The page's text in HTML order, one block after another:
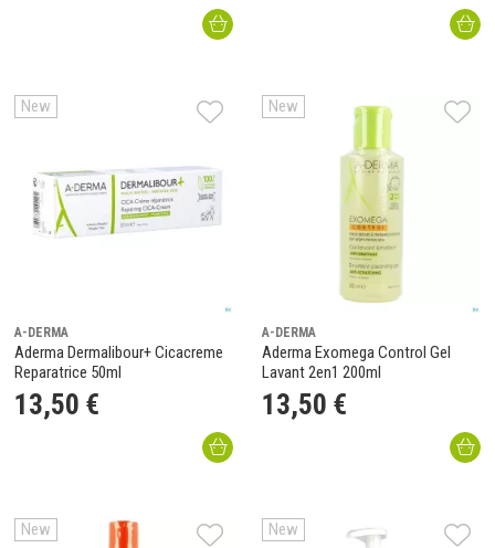
New
A-DERMA
Aderma Dermalibour+ Cicacreme
Reparatrice 50ml
13,50 €
New
A-DERMA
Aderma Exomega Control Gel
Lavant 2en1 200ml
13,50 €
New New